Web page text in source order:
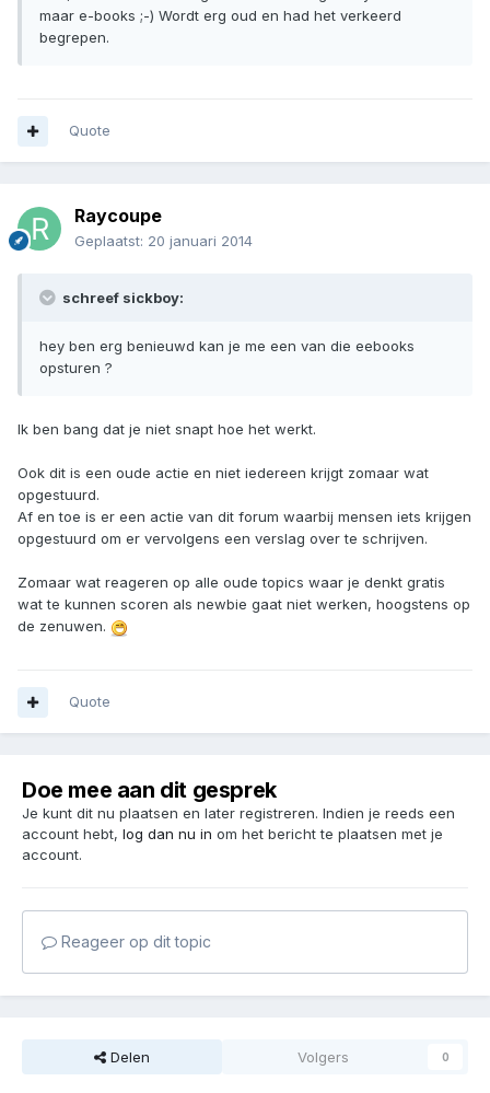
maar e-books ;-) Wordt erg oud en had het verkeerd
begrepen.
Quote
Raycoupe
Geplaatst: 20 januari 2014
schreef sickboy:
hey ben erg benieuwd kan je me een van die eebooks
opsturen ?
Ik ben bang dat je niet snapt hoe het werkt.
Ook dit is een oude actie en niet iedereen krijgt zomaar wat
opgestuurd.
Af en toe is er een actie van dit forum waarbij mensen iets krijgen
opgestuurd om er vervolgens een verslag over te schrijven.
Zomaar wat reageren op alle oude topics waar je denkt gratis
wat te kunnen scoren als newbie gaat niet werken, hoogstens op
de zenuwen.
Quote
Doe mee aan dit gesprek
Je kunt dit nu plaatsen en later registreren. Indien je reeds een
account hebt, log dan nu in om het bericht te plaatsen met je
account.
Reageer op dit topic
Delen Volgers 0